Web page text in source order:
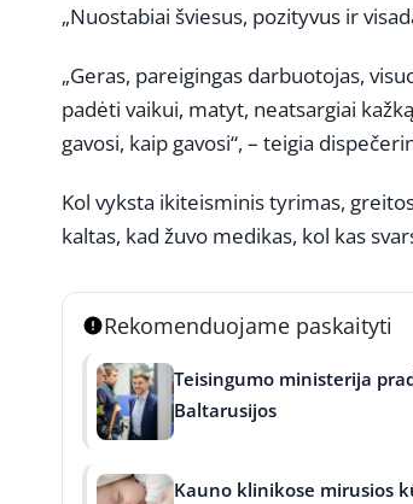
„Nuostabiai šviesus, pozityvus ir
„Geras, pareigingas darbuotojas,
padėti vaikui, matyt, neatsargiai
gavosi, kaip gavosi“, – teigia
Kol vyksta ikiteisminis tyrimas,
kaltas, kad žuvo medikas, kol kas
Rekomenduojame paskaityti
Teisingumo ministerija
Baltarusijos
Kauno klinikose mirusios